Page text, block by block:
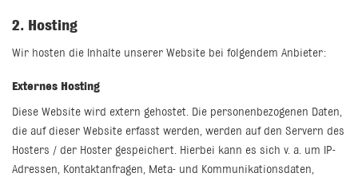
2. Hosting
Wir hosten die Inhalte unserer Website bei folgendem Anbieter:
Externes Hosting
Diese Website wird extern gehostet. Die personenbezogenen Daten,
die auf dieser Website erfasst werden, werden auf den Servern des
Hosters / der Hoster gespeichert. Hierbei kann es sich v. a. um IP-
Adressen, Kontaktanfragen, Meta- und Kommunikationsdaten,